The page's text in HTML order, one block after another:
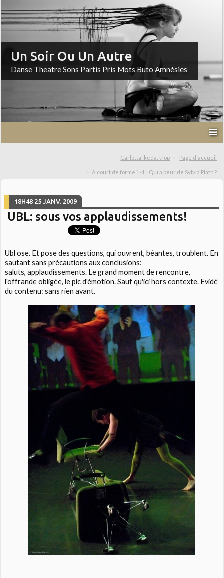
Un Soir Ou Un Autre
Danse Theatre Sons Partis Pris Mots Buto Amnésies
Carlotta Ikeda: trop Page d'accueil
A court de forme 1-1 : Qui a peur de Sylvia Plath ?
18H48 25 JANV. 2009
UBL: sous vos applaudissements!
Ubl ose. Et pose des questions, qui ouvrent, béantes, troublent. En
sautant sans précautions aux conclusions:
saluts, applaudissements. Le grand moment de rencontre,
l'offrande obligée, le pic d'émotion. Sauf qu'ici hors contexte. Evidé
du contenu: sans rien avant.